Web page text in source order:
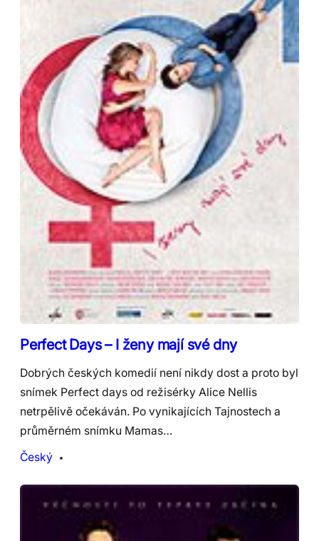
Perfect Days – I ženy mají své dny
Dobrých českých komedií není nikdy dost a proto byl
snímek Perfect days od režisérky Alice Nellis
netrpělivě očekáván. Po vynikajících Tajnostech a
průměrném snímku Mamas…
Český